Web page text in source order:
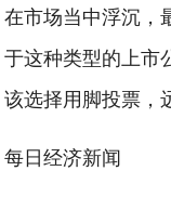
在市场当中浮沉，
于这种类型的上市
该选择用脚投票，
每日经济新闻